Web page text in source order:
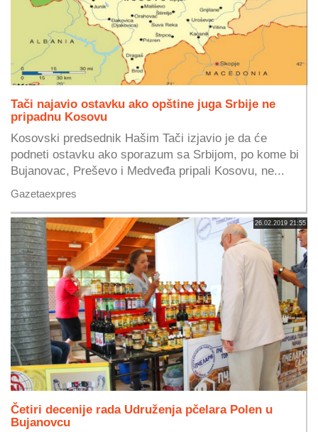
Tači najavio ostavku ako opštine juga Srbije ne
pripadnu Kosovu
Kosovski predsednik Hašim Tači izjavio je da će
podneti ostavku ako sporazum sa Srbijom, po kome bi
Bujanovac, Preševo i Medveđa pripali Kosovu, ne...
Gazetaexpres
26.02.2019 21:55
Četiri decenije rada Udruženja pčelara Polen u
Bujanovcu